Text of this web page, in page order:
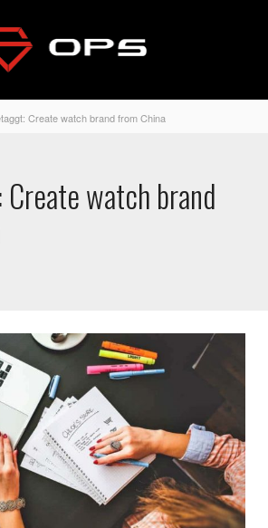
Create watch brand from China
watch brand